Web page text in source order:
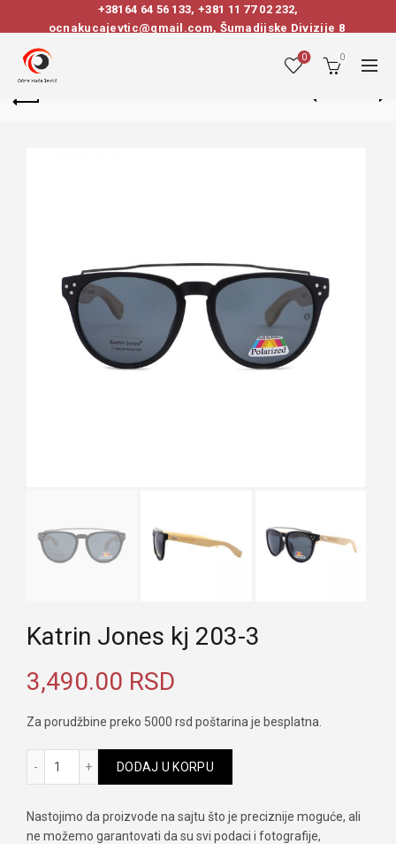
+38164 64 56 133, +381 11 77 02 232,
ocnakucajevtic@gmail.com, Šumadijske Divizije 8
0 0
Katrin Jones kj 203-3
3,490.00 RSD
Za porudžbine preko 5000 rsd poštarina je besplatna.
Katrin Jones kj 203-3 količina
DODAJ U KORPU
Nastojimo da proizvode na sajtu što je preciznije moguće, ali
ne možemo garantovati da su svi podaci i fotografije,